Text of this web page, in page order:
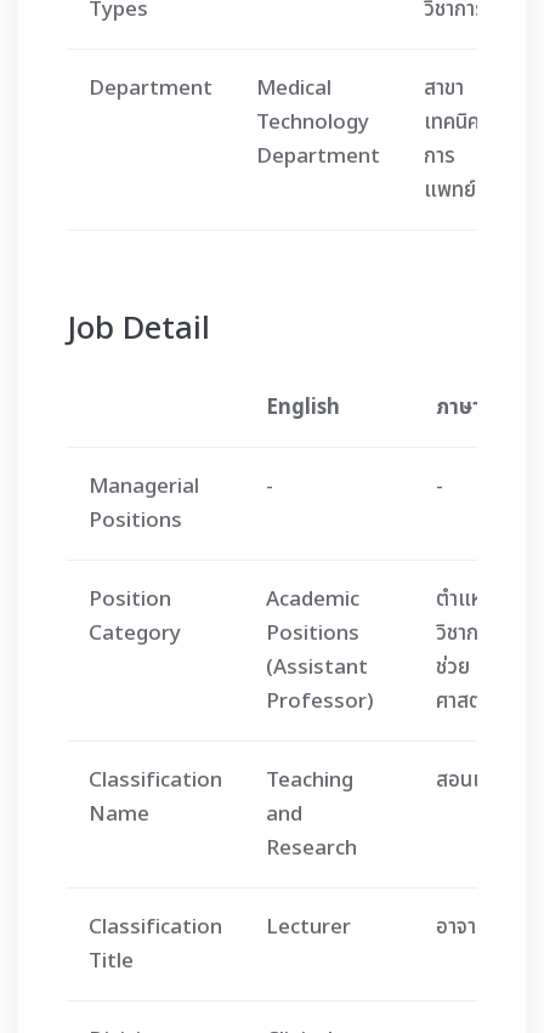
Types
วิชาการ
Department
Medical
Technology
Department
สาขา
เทคนิค
การ
แพทย์
Job Detail
English ภาษาไทย
Managerial
Positions
- -
Position
Category
Academic
Positions
(Assistant
Professor)
ตำแหน่ง
วิชาการ (ผู้
ช่วย
ศาสตราจาร
Classification
Name
Teaching
and
Research
สอนและวิจัย
Classification
Title
Lecturer อาจารย์